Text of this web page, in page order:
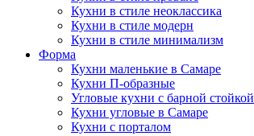
Кухни в стиле неоклассика
Кухни в стиле модерн
Кухни в стиле минимализм
Форма
Кухни маленькие в Самаре
Кухни П-образные
Угловые кухни с барной стойкой
Кухни угловые в Самаре
Кухни с порталом